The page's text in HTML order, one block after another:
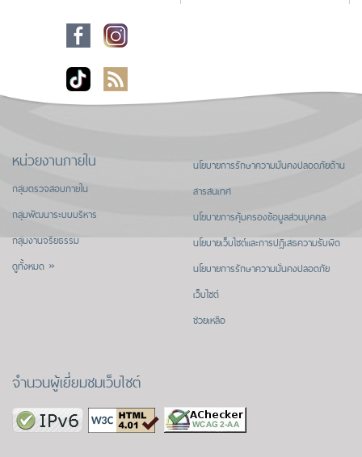
หน่วยงานภายใน
กลุ่มตรวจสอบภายใน
กลุ่มพัฒนาระบบบริหาร
กลุ่มงานจริยธรรม
ดูทั้งหมด »
นโยบายการรักษาความมั่นคงปลอดภัยด้าน
สารสนเทศ
นโยบายการคุ้มครองข้อมูลส่วนบุคคล
นโยบายเว็บไซต์และการปฏิเสธความรับผิด
นโยบายการรักษาความมั่นคงปลอดภัย
เว็บไซต์
ช่วยเหลือ
จำนวนผู้เยี่ยมชมเว็บไซต์